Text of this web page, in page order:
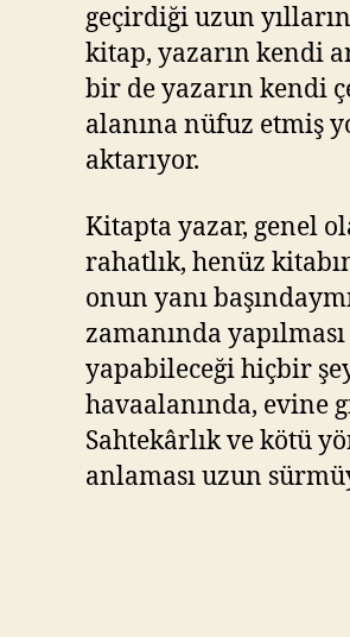
geçirdiği uzun
kitap, yazarın kendi
bir de yazarın kendi
alanına nüfuz etmiş
aktarıyor.
Kitapta yazar, genel
rahatlık, henüz
onun yanı
zamanında
yapabileceği hiçbir
havaalanında, evine
Sahtekârlık ve kötü
anlaması uzun